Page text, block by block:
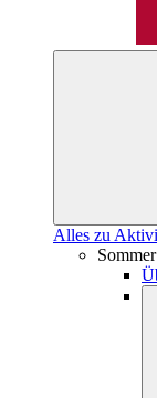
Alles zu
Sommer